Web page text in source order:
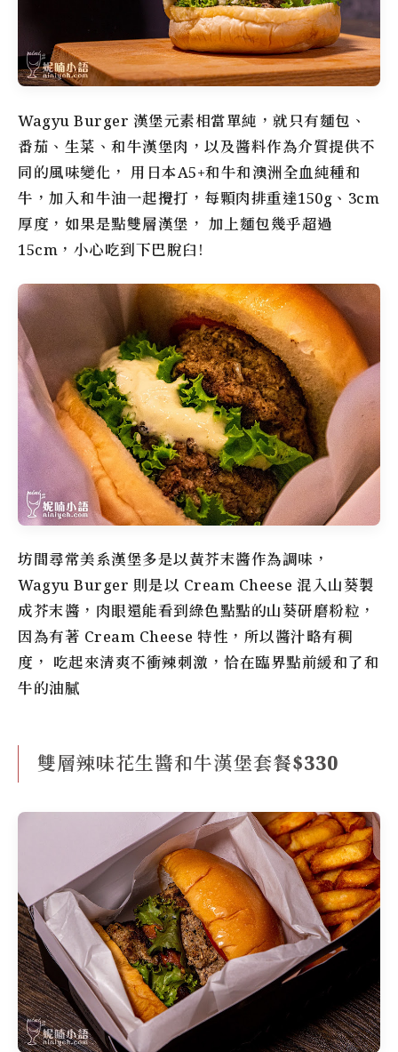
Wagyu Burger 漢堡元素相當單純，就只有麵包、
番茄、生菜、和牛漢堡肉，以及醬料作為介質提供不
同的風味變化， 用日本A5+和牛和澳洲全血純種和
牛，加入和牛油一起攪打，每顆肉排重達150g、3cm
厚度，如果是點雙層漢堡， 加上麵包幾乎超過
15cm，小心吃到下巴脫臼!
坊間尋常美系漢堡多是以黃芥末醬作為調味，
Wagyu Burger 則是以 Cream Cheese 混入山葵製
成芥末醬，肉眼還能看到綠色點點的山葵研磨粉粒，
因為有著 Cream Cheese 特性，所以醬汁略有稠
度， 吃起來清爽不衝辣刺激，恰在臨界點前緩和了和
牛的油膩
雙層辣味花生醬和牛漢堡套餐$330